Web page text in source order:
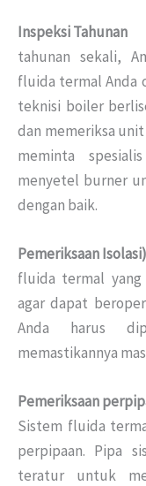
Inspeksi Tahunan
tahunan sekali,
fluida termal Anda
teknisi boiler
dan memeriksa
meminta
menyetel burner
dengan baik.
Pemeriksaan
fluida termal yang
agar dapat
Anda harus
memastikannya
Pemeriksaan
Sistem fluida
perpipaan. Pipa
teratur untuk